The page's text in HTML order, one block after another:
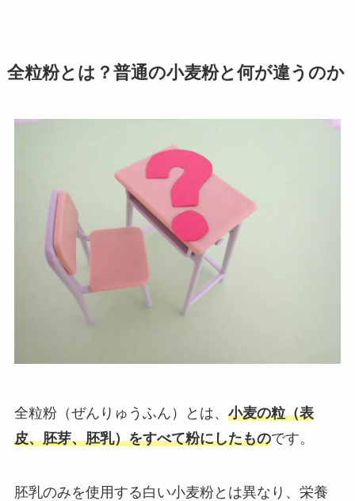
全粒粉とは？普通の小麦粉と何が違うのか
全粒粉（ぜんりゅうふん）とは、 小麦の粒（表
皮、胚芽、胚乳）をすべて粉にしたものです。
胚乳のみを使用する白い小麦粉とは異なり、栄養